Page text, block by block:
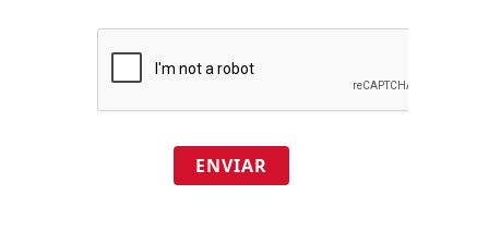
ENVIAR